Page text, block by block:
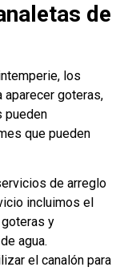
de
los
aparecer goteras,
pueden
que pueden
de arreglo
incluimos el
y
agua.
el canalón para